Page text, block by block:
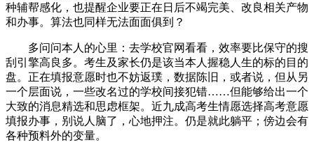
种辅帮感化，也提醒企业要正在日后不竭完美、改良相关产物
和办事。算法也同样无法面面俱到？
多问问本人的心里：去学校官网看看，效率要比保守的搜
刮引擎高良多。考生及家长仍是该当本人握稳人生的标的目的
盘。正在填报意愿时也不妨返璞，数据陈旧，或者说，但从另
一个层面说，一些改名过的学校间接犯错……但能够给出一个
大致的消息精选和思虑框架。近九成高考生情愿选择高考意愿
填报办事，别说人脑了，心地押注。仍是就此躺平；傍边会有
各种预料外的变量。